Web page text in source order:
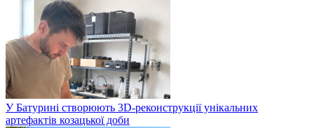
У Батурині створюють 3D-реконструкції унікальних
артефактів козацької доби